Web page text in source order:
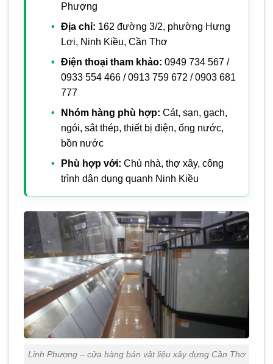
Phượng
Địa chỉ: 162 đường 3/2, phường Hưng
Lợi, Ninh Kiều, Cần Thơ
Điện thoại tham khảo: 0949 734 567 /
0933 554 466 / 0913 759 672 / 0903 681
777
Nhóm hàng phù hợp: Cát, sạn, gạch,
ngói, sắt thép, thiết bị điện, ống nước,
bồn nước
Phù hợp với: Chủ nhà, thợ xây, công
trình dân dụng quanh Ninh Kiều
Linh Phượng – cửa hàng bán vật liệu xây dựng Cần Thơ